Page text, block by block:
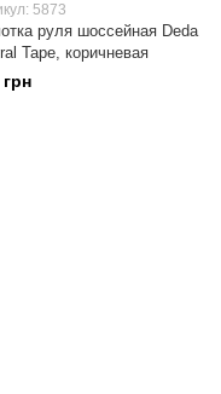
5873
руля шоссейная Deda
Tape, коричневая